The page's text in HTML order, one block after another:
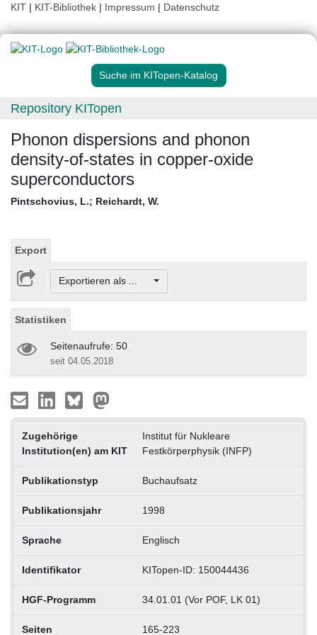
KIT | KIT-Bibliothek | Impressum | Datenschutz
Suche im KITopen-Katalog
Repository KITopen
Phonon dispersions and phonon
density-of-states in copper-oxide
superconductors
Pintschovius, L.; Reichardt, W.
Export
Exportieren als ...
Statistiken
Seitenaufrufe: 50
seit 04.05.2018
Zugehörige
Institution(en) am KIT
Institut für Nukleare
Festkörperphysik (INFP)
Publikationstyp Buchaufsatz
Publikationsjahr 1998
Sprache Englisch
Identifikator KITopen-ID: 150044436
HGF-Programm 34.01.01 (Vor POF, LK 01)
Seiten 165-223